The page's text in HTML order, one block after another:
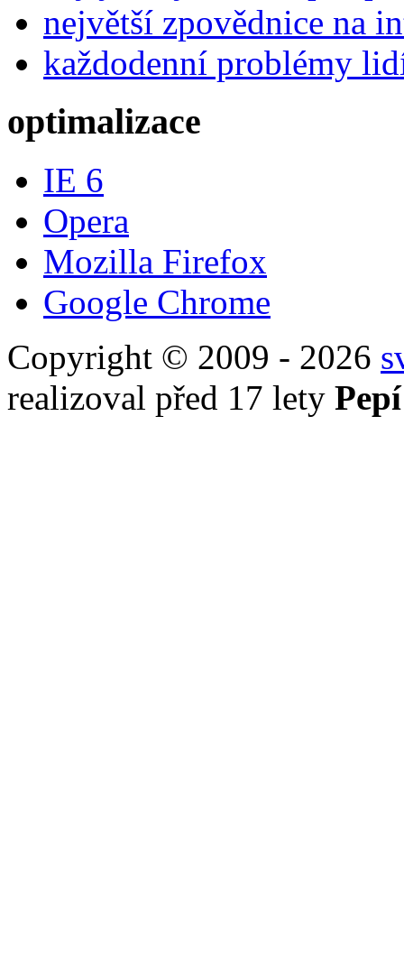
největší zpovědnice na
každodenní problémy
optimalizace
IE 6
Opera
Mozilla Firefox
Google Chrome
Copyright © 2009 - 2026
realizoval před 17 lety